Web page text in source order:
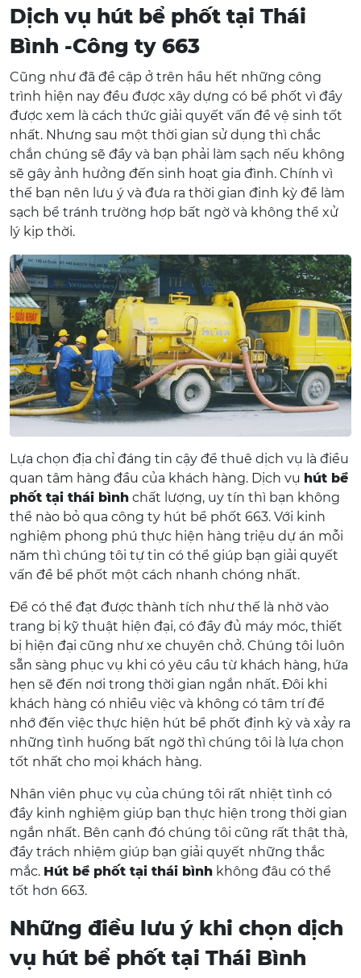
Dịch vụ hút bể phốt tại Thái
Bình -Công ty 663
Cũng như đã đề cập ở trên hầu hết những công
trình hiện nay đều được xây dựng có bể phốt vì đầy
được xem là cách thức giải quyết vấn đề vệ sinh tốt
nhất. Nhưng sau một thời gian sử dụng thì chắc
chắn chúng sẽ đầy và bạn phải làm sạch nếu không
sẽ gây ảnh hưởng đến sinh hoạt gia đình. Chính vì
thế bạn nên lưu ý và đưa ra thời gian định kỳ để làm
sạch bể tránh trường hợp bất ngờ và không thể xử
lý kịp thời.
Lựa chọn địa chỉ đáng tin cậy để thuê dịch vụ là điều
quan tâm hàng đầu của khách hàng. Dịch vụ hút bể
phốt tại thái bình chất lượng, uy tín thì bạn không
thể nào bỏ qua công ty hút bể phốt 663. Với kinh
nghiệm phong phú thực hiện hàng triệu dự án mỗi
năm thì chúng tôi tự tin có thể giúp bạn giải quyết
vấn đề bể phốt một cách nhanh chóng nhất.
Để có thể đạt được thành tích như thế là nhờ vào
trang bị kỹ thuật hiện đại, có đầy đủ máy móc, thiết
bị hiện đại cũng như xe chuyên chở. Chúng tôi luôn
sẵn sàng phục vụ khi có yêu cầu từ khách hàng, hứa
hẹn sẽ đến nơi trong thời gian ngắn nhất. Đôi khi
khách hàng có nhiều việc và không có tâm trí để
nhớ đến việc thực hiện hút bể phốt định kỳ và xảy ra
những tình huống bất ngờ thì chúng tôi là lựa chọn
tốt nhất cho mọi khách hàng.
Nhân viên phục vụ của chúng tôi rất nhiệt tình có
đầy kinh nghiệm giúp bạn thực hiện trong thời gian
ngắn nhất. Bên cạnh đó chúng tôi cũng rất thật thà,
đầy trách nhiệm giúp bạn giải quyết những thắc
mắc. Hút bể phốt tại thái bình không đâu có thể
tốt hơn 663.
Những điều lưu ý khi chọn dịch
vụ hút bể phốt tại Thái Bình